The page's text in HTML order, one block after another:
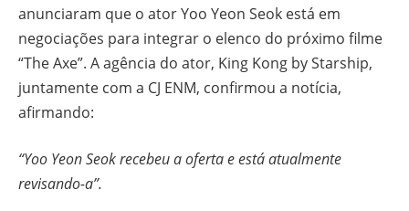
anunciaram que o ator Yoo Yeon Seok está em
negociações para integrar o elenco do próximo filme
“The Axe”. A agência do ator, King Kong by Starship,
juntamente com a CJ ENM, confirmou a notícia,
afirmando:
“Yoo Yeon Seok recebeu a oferta e está atualmente
revisando-a”.